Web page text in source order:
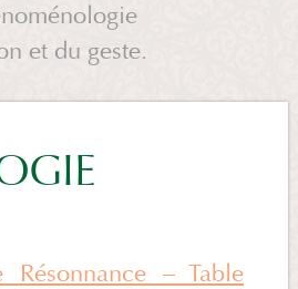
et du geste.
Résonnance – Table